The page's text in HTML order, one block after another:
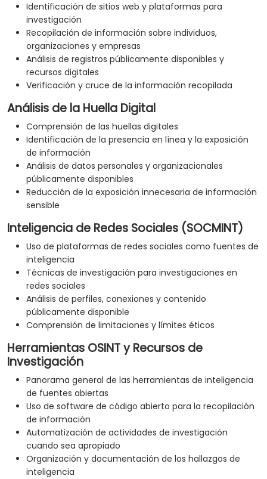
Identificación de sitios web y plataformas para
investigación
Recopilación de información sobre individuos,
organizaciones y empresas
Análisis de registros públicamente disponibles y
recursos digitales
Verificación y cruce de la información recopilada
Análisis de la Huella Digital
Comprensión de las huellas digitales
Identificación de la presencia en línea y la exposición
de información
Análisis de datos personales y organizacionales
públicamente disponibles
Reducción de la exposición innecesaria de información
sensible
Inteligencia de Redes Sociales (SOCMINT)
Uso de plataformas de redes sociales como fuentes de
inteligencia
Técnicas de investigación para investigaciones en
redes sociales
Análisis de perfiles, conexiones y contenido
públicamente disponible
Comprensión de limitaciones y límites éticos
Herramientas OSINT y Recursos de
Investigación
Panorama general de las herramientas de inteligencia
de fuentes abiertas
Uso de software de código abierto para la recopilación
de información
Automatización de actividades de investigación
cuando sea apropiado
Organización y documentación de los hallazgos de
inteligencia